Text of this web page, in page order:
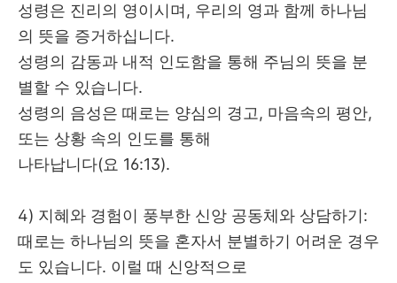
성령은 진리의 영이시며 , 우리의 영과 함께 하나님
의 뜻을 증거하십니다.
성령의 감동과 내적 인도함을 통해 주님의 뜻을 분
별할 수 있습니다.
성령의 음성은 때로는 양심의 경고 , 마음속의 평안,
또는 상황 속의 인도를 통해
나타납니다(요 16:13).
4) 지혜와 경험이 풍부한 신앙 공동체와 상담하기:
때로는 하나님의 뜻을 혼자서 분별하기 어려운 경우
도 있습니다. 이럴 때 신앙적으로